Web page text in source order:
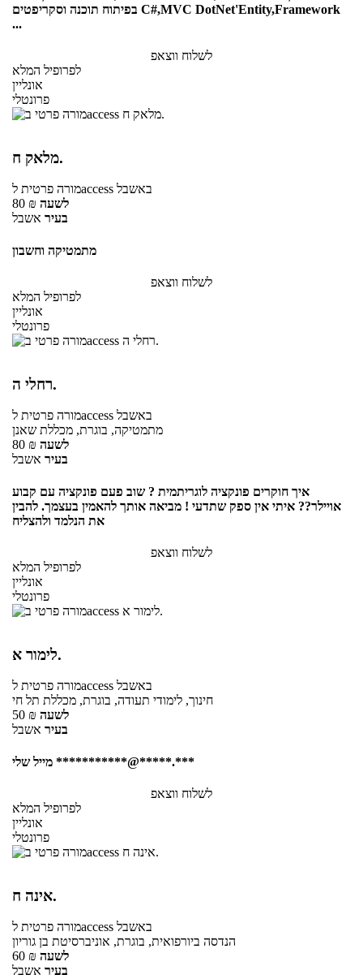
בפיתוח תוכנה וסקריפטים C#,MVC DotNet'Entity,Framework
...
לשלוח ווצאפ
לפרופיל המלא
אונליין
פרונטלי
מלאק ח.
מורה פרטיתלaccess באשבל
80 ₪ לשעה
בעיר אשבל
מתמטיקה וחשבון
לשלוח ווצאפ
לפרופיל המלא
אונליין
פרונטלי
רחלי ה.
מורה פרטיתלaccess באשבל
מתמטיקה, בוגרת, מכללת שאנן
80 ₪ לשעה
בעיר אשבל
איך חוקרים פונקציה לוגריתמית ? שוב פעם פונקציה עם קבוע
אויילר?? איתי אין ספק שתדעי ! מביאה אותך להאמין בעצמך. להבין
את הנלמד ולהצליח
לשלוח ווצאפ
לפרופיל המלא
אונליין
פרונטלי
לימור א.
מורה פרטיתלaccess באשבל
חינוך, לימודי תעודה, בוגרת, מכללת תל חי
50 ₪ לשעה
בעיר אשבל
מייל שלי ***********@*****.***
לשלוח ווצאפ
לפרופיל המלא
אונליין
פרונטלי
אינה ח.
מורה פרטיתלaccess באשבל
הנדסה ביורפואית, בוגרת, אוניברסיטת בן גוריון
60 ₪ לשעה
בעיר אשבל